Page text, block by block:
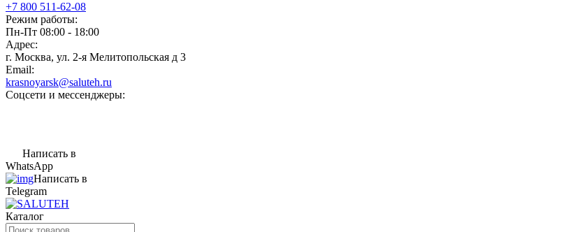
+7 800 511-62-08
Режим работы:
Пн-Пт 08:00 - 18:00
Адрес:
г. Москва, ул. 2-я Мелитопольская д 3
Email:
krasnoyarsk@saluteh.ru
Соцсети и мессенджеры:
Написать в
WhatsApp
Написать в
Telegram
Каталог